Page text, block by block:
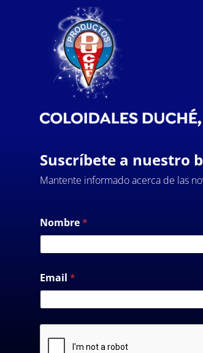
Suscríbete a nuestro
Mantente informado acerca de las
Nombre*
Email *